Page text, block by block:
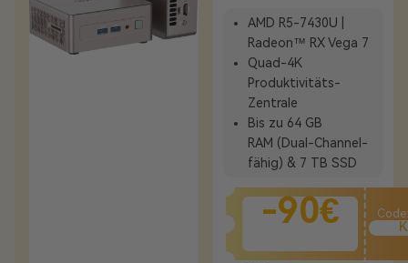
AMD R5-7430U |
Radeon™ RX Vega 7
Quad-4K
Produktivitäts-
Zentrale
Bis zu 64 GB
RAM (Dual-Channel-
fähig) & 7 TBSSD
-90€